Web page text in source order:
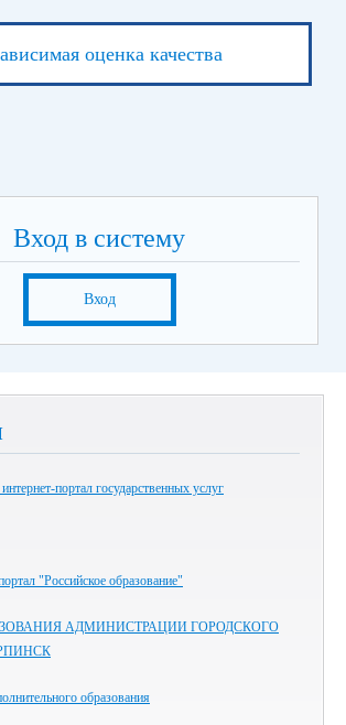
оценка качества
Вход в систему
Вход
портал государственных услуг
"Российское образование"
АДМИНИСТРАЦИИ ГОРОДСКОГО
образования